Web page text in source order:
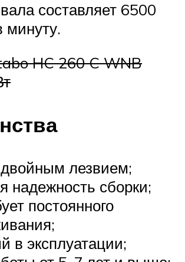
составляет 6500
минуту.
HC 260 C WNB
лезвием;
надежность сборки;
постоянного
в эксплуатации;